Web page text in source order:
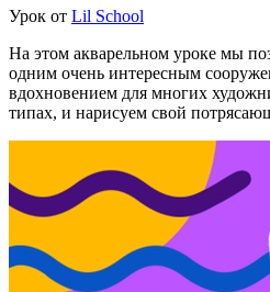
Урок от Lil School
На этом акварельном уроке мы
одним очень интересным
вдохновением для многих
типах, и нарисуем свой